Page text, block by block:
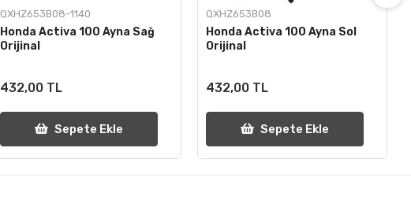
QXHZ653B08-1140
Honda Activa 100 Ayna Sağ
Orijinal
432,00 TL
Sepete Ekle
QXHZ653B08
Honda Activa 100 Ayna Sol
Orijinal
432,00 TL
Sepete Ekle